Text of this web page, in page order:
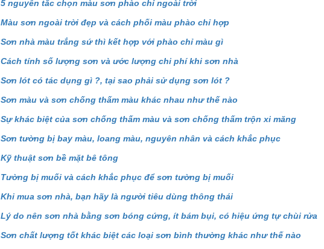
5 nguyên tắc chọn màu sơn phào chỉ ngoài trời
Màu sơn ngoài trời đẹp và cách phối màu phào chỉ hợp
Sơn nhà màu trắng sứ thì kết hợp với phào chỉ màu gì
Cách tính số lượng sơn và ước lượng chi phí khi sơn nhà
Sơn lót có tác dụng gì ?, tại sao phải sử dụng sơn lót ?
Sơn màu và sơn chống thấm màu khác nhau như thế nào
Sự khác biệt của sơn chống thấm màu và sơn chống thấm trộn xi măng
Sơn tường bị bay màu, loang màu, nguyên nhân và cách khắc phục
Kỹ thuật sơn bề mặt bê tông
Tường bị muối và cách khắc phục để sơn tường bị muối
Khi mua sơn nhà, bạn hãy là người tiêu dùng thông thái
Lý do nên sơn nhà bằng sơn bóng cứng, ít bám bụi, có hiệu ứng tự chùi rửa
Sơn chất lượng tốt khác biệt các loại sơn bình thường khác như thế nào